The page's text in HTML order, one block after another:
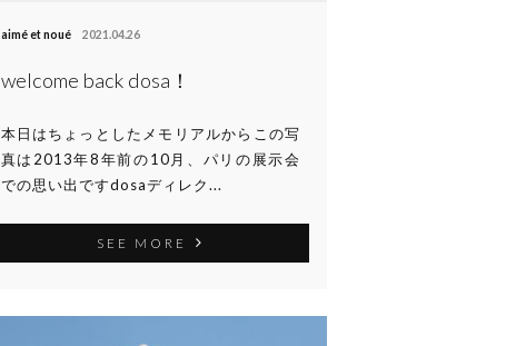
aimé et noué 2021.04.26
welcome back dosa！
本日はちょっとしたメモリアルからこの写
真は2013年8年前の10月、パリの展示会
での思い出ですdosaディレク...
SEE MORE